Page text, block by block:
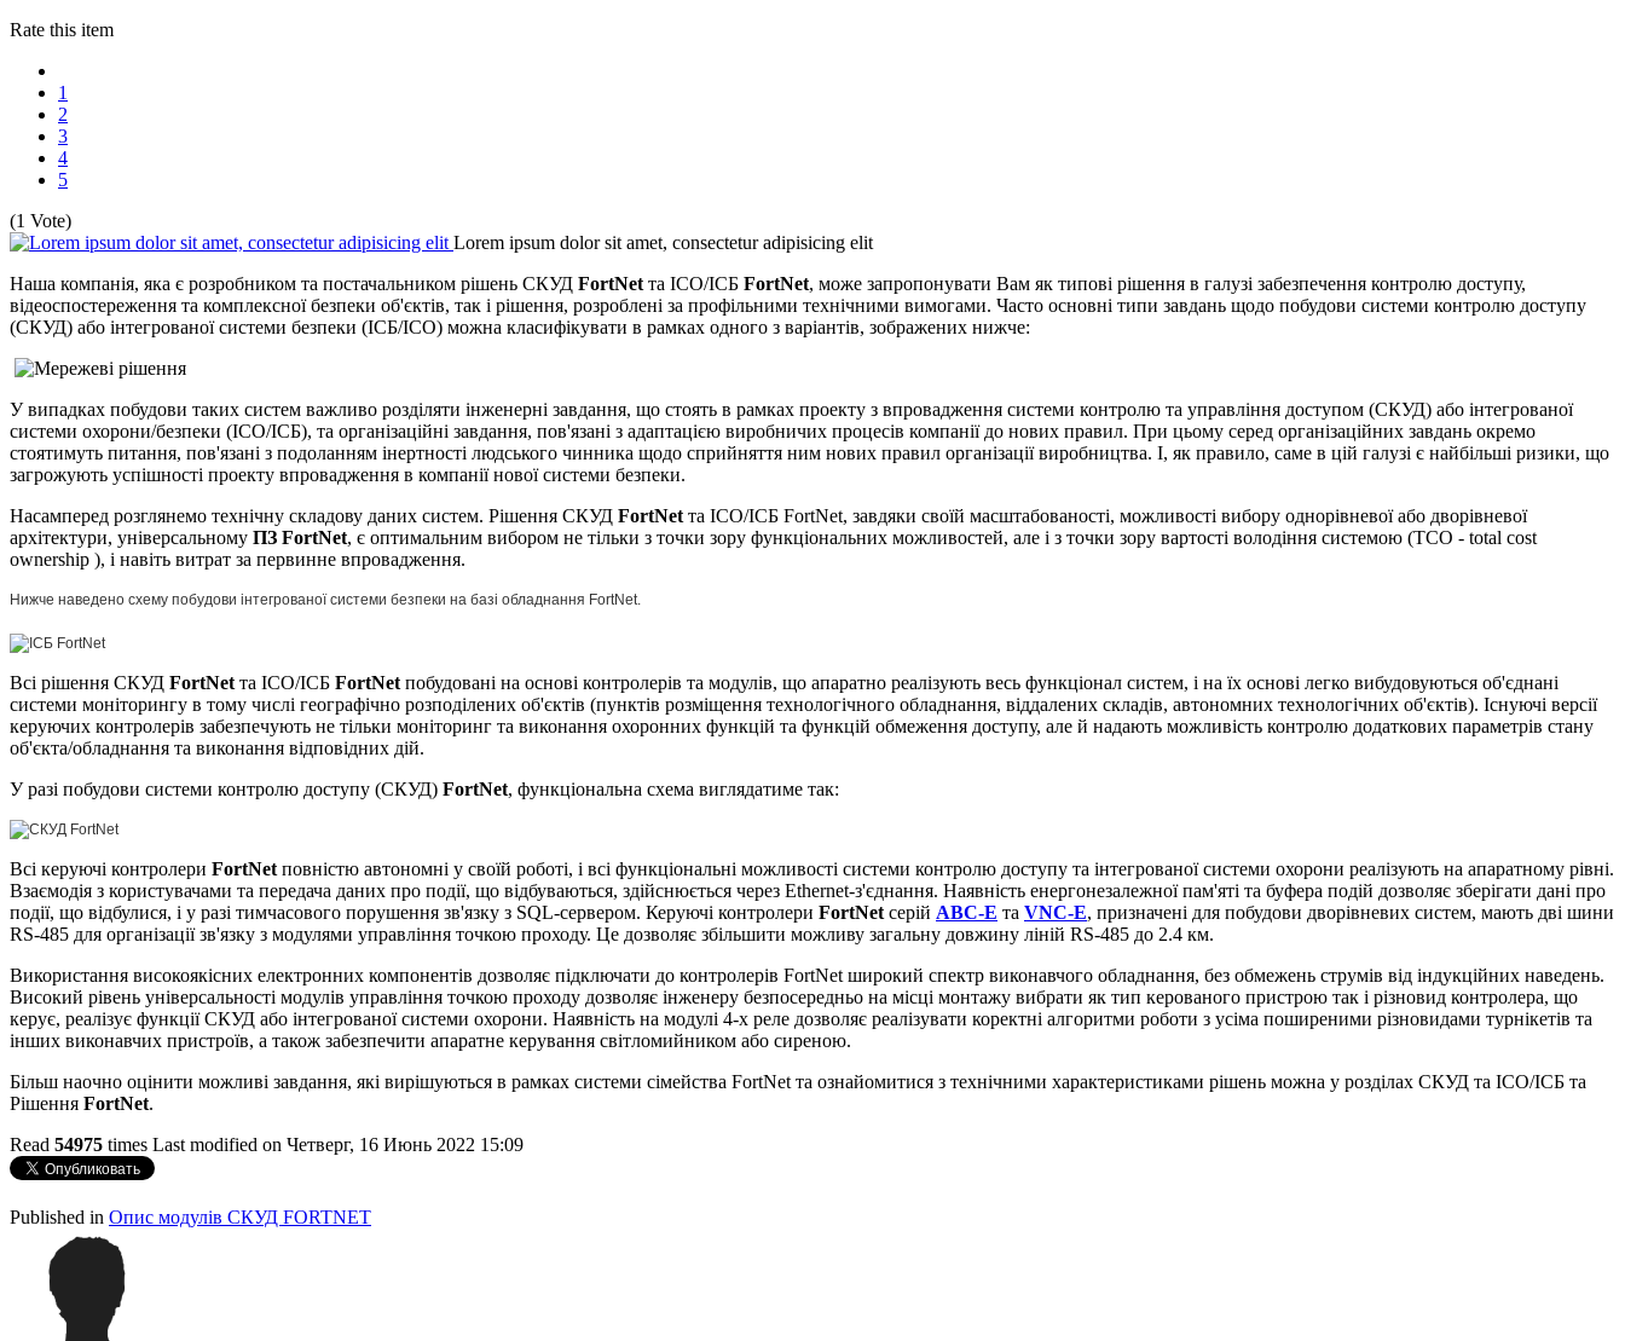
Rate this item
1
2
3
4
5
(1 Vote)
Lorem ipsum dolor sit amet, consectetur adipisicing elit
Наша компанія, яка є розробником та постачальником рішень СКУД FortNet та ІСО/ІСБ FortNet, може запропонувати Вам як типові рішення в галузі забезпечення контролю доступу,
відеоспостереження та комплексної безпеки об'єктів, так і рішення, розроблені за профільними технічними вимогами. Часто основні типи завдань щодо побудови системи контролю доступу
(СКУД) або інтегрованої системи безпеки (ІСБ/ІСО) можна класифікувати в рамках одного з варіантів, зображених нижче:
У випадках побудови таких систем важливо розділяти інженерні завдання, що стоять в рамках проекту з впровадження системи контролю та управління доступом (СКУД) або інтегрованої
системи охорони/безпеки (ІСО/ІСБ), та організаційні завдання, пов'язані з адаптацією виробничих процесів компанії до нових правил. При цьому серед організаційних завдань окремо
стоятимуть питання, пов'язані з подоланням інертності людського чинника щодо сприйняття ним нових правил організації виробництва. І, як правило, саме в цій галузі є найбільші ризики, що
загрожують успішності проекту впровадження в компанії нової системи безпеки.
Насамперед розглянемо технічну складову даних систем. Рішення СКУД FortNet та ІСО/ІСБ FortNet, завдяки своїй масштабованості, можливості вибору однорівневої або дворівневої
архітектури, універсальному ПЗ FortNet, є оптимальним вибором не тільки з точки зору функціональних можливостей, але і з точки зору вартості володіння системою (ТСО - total cost
ownership ), і навіть витрат за первинне впровадження.
Нижче наведено схему побудови інтегрованої системи безпеки на базі обладнання FortNet.
Всі рішення СКУД FortNet та ІСО/ІСБ FortNet побудовані на основі контролерів та модулів, що апаратно реалізують весь функціонал систем, і на їх основі легко вибудовуються об'єднані
системи моніторингу в тому числі географічно розподілених об'єктів (пунктів розміщення технологічного обладнання, віддалених складів, автономних технологічних об'єктів). Існуючі версії
керуючих контролерів забезпечують не тільки моніторинг та виконання охоронних функцій та функцій обмеження доступу, але й надають можливість контролю додаткових параметрів стану
об'єкта/обладнання та виконання відповідних дій.
У разі побудови системи контролю доступу (СКУД) FortNet, функціональна схема виглядатиме так:
Всі керуючі контролери FortNet повністю автономні у своїй роботі, і всі функціональні можливості системи контролю доступу та інтегрованої системи охорони реалізують на апаратному рівні.
Взаємодія з користувачами та передача даних про події, що відбуваються, здійснюється через Ethernet-з'єднання. Наявність енергонезалежної пам'яті та буфера подій дозволяє зберігати дані про
події, що відбулися, і у разі тимчасового порушення зв'язку з SQL-сервером. Керуючі контролери FortNet серій ABC-E та VNC-E, призначені для побудови дворівневих систем, мають дві шини
RS-485 для організації зв'язку з модулями управління точкою проходу. Це дозволяє збільшити можливу загальну довжину ліній RS-485 до 2.4 км.
Використання високоякісних електронних компонентів дозволяє підключати до контролерів FortNet широкий спектр виконавчого обладнання, без обмежень струмів від індукційних наведень.
Високий рівень універсальності модулів управління точкою проходу дозволяє інженеру безпосередньо на місці монтажу вибрати як тип керованого пристрою так і різновид контролера, що
керує, реалізує функції СКУД або інтегрованої системи охорони. Наявність на модулі 4-х реле дозволяє реалізувати коректні алгоритми роботи з усіма поширеними різновидами турнікетів та
інших виконавчих пристроїв, а також забезпечити апаратне керування світломийником або сиреною.
Більш наочно оцінити можливі завдання, які вирішуються в рамках системи сімейства FortNet та ознайомитися з технічними характеристиками рішень можна у розділах СКУД та ІСО/ІСБ та
Рішення FortNet.
Read 54975 times Last modified on Четверг, 16 Июнь 2022 15:09
http://evruka.com.ua/
Published in Опис модулів СКУД FORTNET